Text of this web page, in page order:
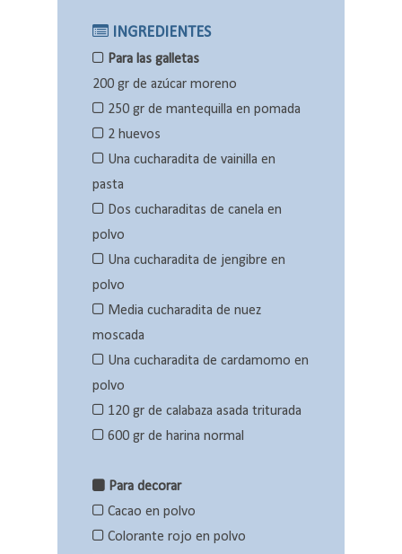
INGREDIENTES
Para las galletas
200 gr de azúcar moreno
250 gr de mantequilla en pomada
2 huevos
Una cucharadita de vainilla en
pasta
Dos cucharaditas de canela en
polvo
Una cucharadita de jengibre en
polvo
Media cucharadita de nuez
moscada
Una cucharadita de cardamomo en
polvo
120 gr de calabaza asada triturada
600 gr de harina normal
Para decorar
Cacao en polvo
Colorante rojo en polvo